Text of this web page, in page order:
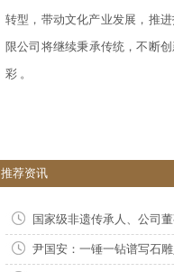
转型，带动文化产业发展，推
限公司将继续秉承传统，不断
彩 。
推荐资讯
国家级非遗传承人、公司
尹国安：一锤一钻谱写石